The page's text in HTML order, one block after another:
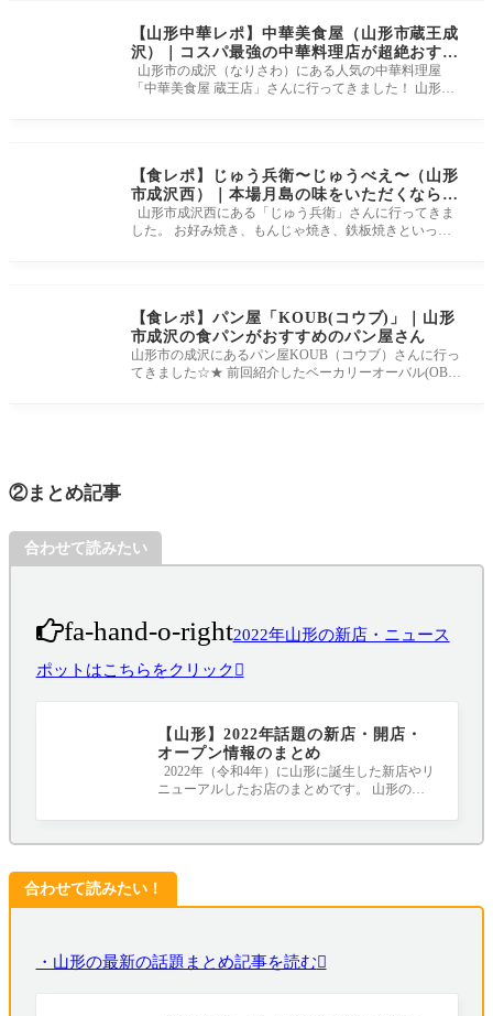
【山形中華レポ】中華美食屋（山形市蔵王成
沢）｜コスパ最強の中華料理店が超絶おすす
め！
山形市の成沢（なりさわ）にある人気の中華料理屋
「中華美食屋 蔵王店」さんに行ってきました！ 山形県
【食レポ】じゅう兵衛〜じゅうべえ〜（山形
市成沢西）｜本場月島の味をいただくならこ
こ！
山形市成沢西にある「じゅう兵衛」さんに行ってきま
した。 お好み焼き、もんじゃ焼き、鉄板焼きといった
【食レポ】パン屋「KOUB(コウブ)」｜山形
市成沢の食パンがおすすめのパン屋さん
山形市の成沢にあるパン屋KOUB（コウブ）さんに行っ
てきました☆★ 前回紹介したベーカリーオーバル(OBA
②まとめ記事
合わせて読みたい
fa-hand-o-right2022年山形の新店・ニュース
ポットはこちらをクリック
【山形】2022年話題の新店・開店・
オープン情報のまとめ
2022年（令和4年）に山形に誕生した新店やリ
ニューアルしたお店のまとめです。 山形のニ
合わせて読みたい！
・山形の最新の話題まとめ記事を読む